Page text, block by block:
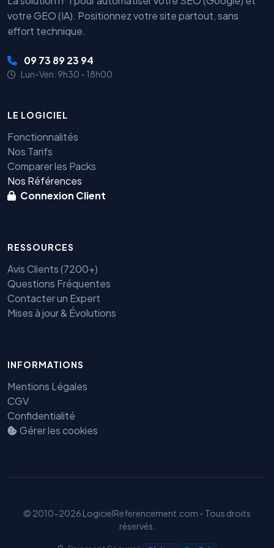
votre GEO (IA). Positionnez votre site partout, sans
effort technique.
09 73 89 23 94
Lun-Ven: 9h30 - 18h00
LE LOGICIEL
Fonctionnalités
Nos Tarifs
Comparer les Packs
Nos Références
Connexion Client
RESSOURCES
Avis Clients (7200+)
Questions Fréquentes
Contacter un Expert
Mises à jour & Évolutions
INFORMATIONS
Mentions Légales
CGV
Confidentialité
Gérer les cookies
© 2010-2026 LogicielReferencement.com - Tous droits
réservés.